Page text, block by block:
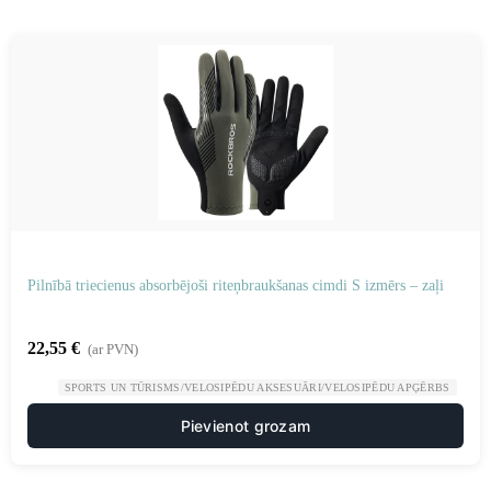
Pilnībā triecienus absorbējoši riteņbraukšanas cimdi S izmērs – zaļi
22,55 € (ar PVN)
SPORTS UN TŪRISMS/VELOSIPĒDU AKSESUĀRI/VELOSIPĒDU APĢĒRBS
Pievienot grozam